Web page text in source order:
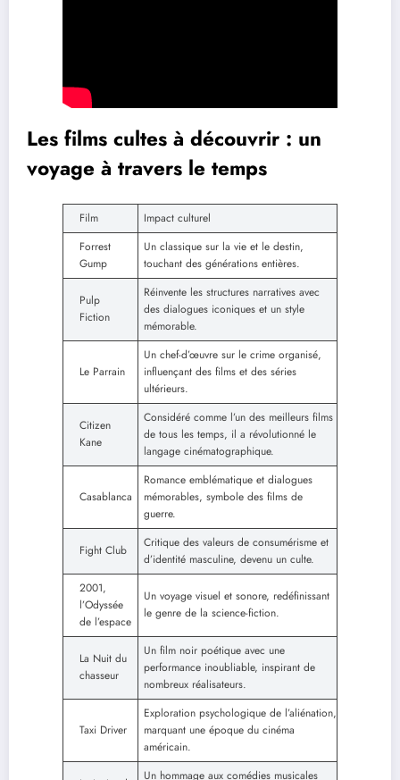
Les films cultes à découvrir : un
voyage à travers le temps
Film
Impact culturel
Forrest
Gump
Un classique sur la vie et le destin,
touchant des générations entières.
Pulp
Fiction
Réinvente les structures narratives avec
des dialogues iconiques et un style
mémorable.
Le Parrain
Un chef-d’œuvre sur le crime organisé,
influençant des films et des séries
ultérieurs.
Citizen
Kane
Considéré comme l’un des meilleurs films
de tous les temps, il a révolutionné le
langage cinématographique.
Casablanca
Romance emblématique et dialogues
mémorables, symbole des films de
guerre.
Fight Club
Critique des valeurs de consumérisme et
d’identité masculine, devenu un culte.
2001,
l’Odyssée
de l’espace
Un voyage visuel et sonore, redéfinissant
le genre de la science-fiction.
La Nuit du
chasseur
Un film noir poétique avec une
performance inoubliable, inspirant de
nombreux réalisateurs.
Taxi Driver
Exploration psychologique de l’aliénation,
marquant une époque du cinéma
américain.
Un hommage aux comédies musicales